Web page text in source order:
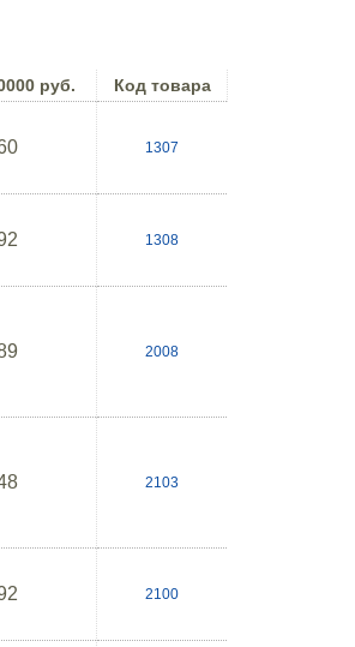
руб. Код товара
1307
1308
2008
2103
2100